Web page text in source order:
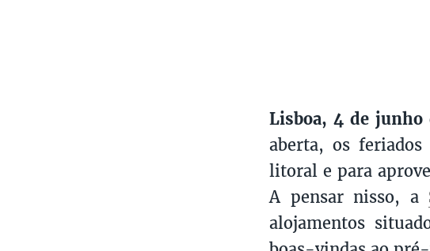
Lisboa, 4 de junho
aberta, os
litoral e para
A pensar nisso, a
alojamentos